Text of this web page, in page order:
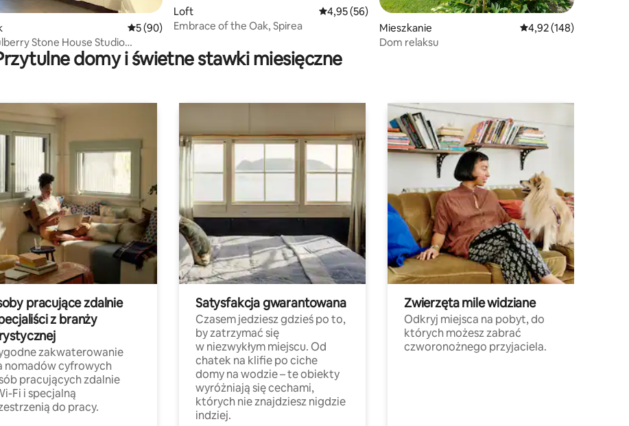
5, liczba recenzji: 27
Średnia ocena: 5 na 5, liczba recenzji: 90
5 (90)
Stone House Studio
Loft Średnia ocena: 4,95 na 5, liczba recenzji: 56
4,95 (56)
Embrace of the Oak, Spirea
Mieszkanie Średnia ocena: 4,92
4,92 (148)
Dom relaksu
domy i świetne stawki miesięczne
pracujące zdalnie
z branży
zakwaterowanie
nomadów cyfrowych
pracujących zdalnie
Fi i specjalną
do pracy.
Satysfakcja gwarantowana
Czasem jedziesz gdzieś po to,
by zatrzymać się
w niezwykłym miejscu. Od
chatek na klifie po ciche
domy na wodzie – te obiekty
wyróżniają się cechami,
których nie znajdziesz nigdzie
indziej.
Zwierzęta mile widziane
Odkryj miejsca na pobyt, do
których możesz zabrać
czworonożnego przyjaciela.